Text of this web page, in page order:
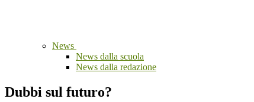
News
News dalla scuola
News dalla redazione
Dubbi sul futuro?